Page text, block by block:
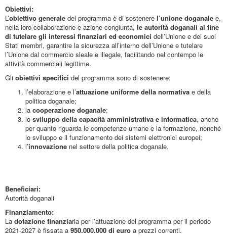
Obiettivi:
L’obiettivo generale del programma è di sostenere l’unione doganale e,
nella loro collaborazione e azione congiunta, le autorità doganali al fine
di tutelare gli interessi finanziari ed economici dell’Unione e dei suoi
Stati membri, garantire la sicurezza all’interno dell’Unione e tutelare
l’Unione dal commercio sleale e illegale, facilitando nel contempo le
attività commerciali legittime.
Gli obiettivi specifici del programma sono di sostenere:
l’elaborazione e l’attuazione uniforme della normativa e della
politica doganale;
la cooperazione doganale;
lo sviluppo della capacità amministrativa e informatica, anche
per quanto riguarda le competenze umane e la formazione, nonché
lo sviluppo e il funzionamento dei sistemi elettronici europei;
l’innovazione nel settore della politica doganale.
Beneficiari:
Autorità doganali
Finanziamento:
La dotazione finanziaria per l’attuazione del programma per il periodo
2021-2027 è fissata a 950.000.000 di euro a prezzi correnti.